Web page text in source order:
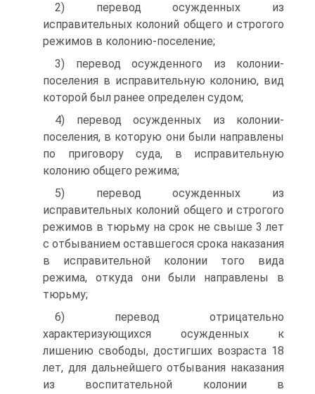
2) перевод осужденных из
исправительных колоний общего и строгого
режимов в колонию-поселение;
3) перевод осужденного из колонии-
поселения в исправительную колонию, вид
которой был ранее определен судом;
4) перевод осужденных из колонии-
поселения, в которую они были направлены
по приговору суда, в исправительную
колонию общего режима;
5) перевод осужденных из
исправительных колоний общего и строгого
режимов в тюрьму на срок не свыше 3 лет
с отбыванием оставшегося срока наказания
в исправительной колонии того вида
режима, откуда они были направлены в
тюрьму;
6) перевод отрицательно
характеризующихся осужденных к
лишению свободы, достигших возраста 18
лет, для дальнейшего отбывания наказания
из воспитательной колонии в